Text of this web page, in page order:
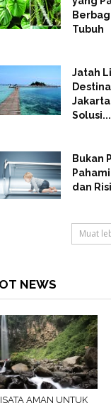
Tubuh
Jatah
Solusi...
Bukan
dan
Muat
NEWS
AMAN UNTUK